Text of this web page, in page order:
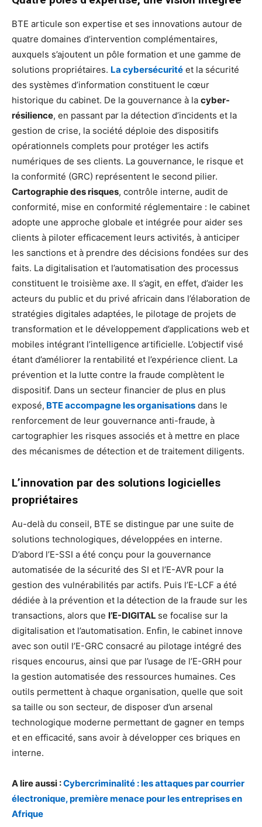
BTE articule son expertise et ses innovations autour de
quatre domaines d’intervention complémentaires,
auxquels s’ajoutent un pôle formation et une gamme de
solutions propriétaires. La cybersécurité et la sécurité
des systèmes d’information constituent le cœur
historique du cabinet. De la gouvernance à la cyber-
résilience, en passant par la détection d’incidents et la
gestion de crise, la société déploie des dispositifs
opérationnels complets pour protéger les actifs
numériques de ses clients. La gouvernance, le risque et
la conformité (GRC) représentent le second pilier.
Cartographie des risques, contrôle interne, audit de
conformité, mise en conformité réglementaire : le cabinet
adopte une approche globale et intégrée pour aider ses
clients à piloter efficacement leurs activités, à anticiper
les sanctions et à prendre des décisions fondées sur des
faits. La digitalisation et l’automatisation des processus
constituent le troisième axe. Il s’agit, en effet, d’aider les
acteurs du public et du privé africain dans l’élaboration de
stratégies digitales adaptées, le pilotage de projets de
transformation et le développement d’applications web et
mobiles intégrant l’intelligence artificielle. L’objectif visé
étant d’améliorer la rentabilité et l’expérience client. La
prévention et la lutte contre la fraude complètent le
dispositif. Dans un secteur financier de plus en plus
exposé, BTE accompagne les organisations dans le
renforcement de leur gouvernance anti-fraude, à
cartographier les risques associés et à mettre en place
des mécanismes de détection et de traitement diligents.
L’innovation par des solutions logicielles
propriétaires
Au-delà du conseil, BTE se distingue par une suite de
solutions technologiques, développées en interne.
D’abord l’E-SSI a été conçu pour la gouvernance
automatisée de la sécurité des SI et l’E-AVR pour la
gestion des vulnérabilités par actifs. Puis l’E-LCF a été
dédiée à la prévention et la détection de la fraude sur les
transactions, alors que l’E-DIGITAL se focalise sur la
digitalisation et l’automatisation. Enfin, le cabinet innove
avec son outil l’E-GRC consacré au pilotage intégré des
risques encourus, ainsi que par l’usage de l’E-GRH pour
la gestion automatisée des ressources humaines. Ces
outils permettent à chaque organisation, quelle que soit
sa taille ou son secteur, de disposer d’un arsenal
technologique moderne permettant de gagner en temps
et en efficacité, sans avoir à développer ces briques en
interne.
A lire aussi :Cybercriminalité : les attaques par courrier
électronique, première menace pour les entreprises en
Afrique